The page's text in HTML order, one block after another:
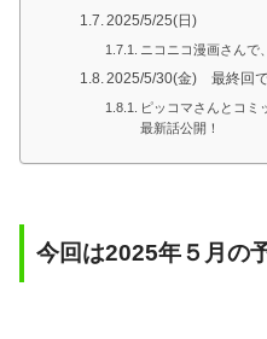
2025/5/25(日)
ニコニコ漫画さんで
2025/5/30(金) 最終回で
ピッコマさんとコミ
最新話公開！
今回は2025年５月の